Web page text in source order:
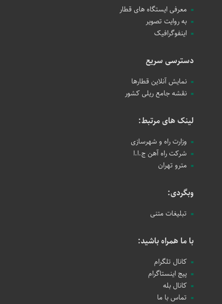
معرفی ایستگاه های قطار
به روایت تصویر
اینفوگرافیک
دسترسی سریع
نمایش آنلاین قطارها
نقشه جامع ریلی کشور
لینک های مرتبط:
وزارت راه و شهرسازی
شرکت راه آهن ج.ا.ا
مترو تهران
وبگردی:
تبلیغات متنی
با ما همراه باشید:
کانال تلگرام
پیج اینستاگرام
کانال بله
تماس با ما